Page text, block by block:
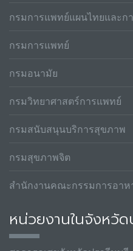
กรมการแพทย์แผนไทยและก
กรมการแพทย์
กรมอนามัย
กรมวิทยาศาสตร์การแพทย์
กรมสนับสนุนบริการสุขภาพ
กรมสุขภาพจิต
สำนักงานคณะกรรมการอาห
หน่วยงานในจังหวั